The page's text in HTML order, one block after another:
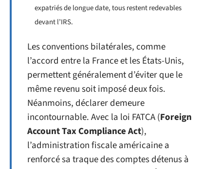
expatriés de longue date, tous restent redevables
devant l’IRS.
Les conventions bilatérales, comme
l’accord entre la France et les États-Unis,
permettent généralement d’éviter que le
même revenu soit imposé deux fois.
Néanmoins, déclarer demeure
incontournable. Avec la loi FATCA (Foreign
Account Tax Compliance Act),
l’administration fiscale américaine a
renforcé sa traque des comptes détenus à